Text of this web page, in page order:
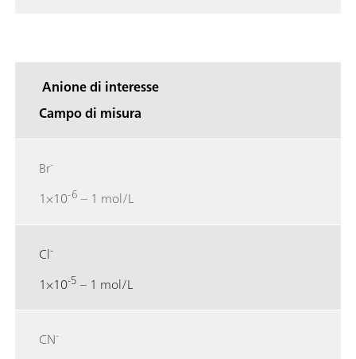
Anione di interesse
Campo di misura
Br-
1×10-6 – 1 mol/L
Cl-
1×10-5 – 1 mol/L
CN-